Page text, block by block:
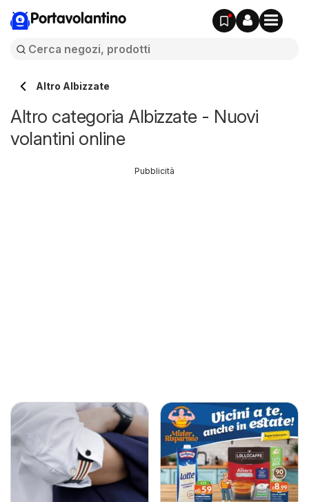
Portavolantino
Altro Albizzate
Altro categoria Albizzate - Nuovi
volantini online
Pubblicità